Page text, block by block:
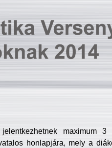
maximum
honlapjára, mely a